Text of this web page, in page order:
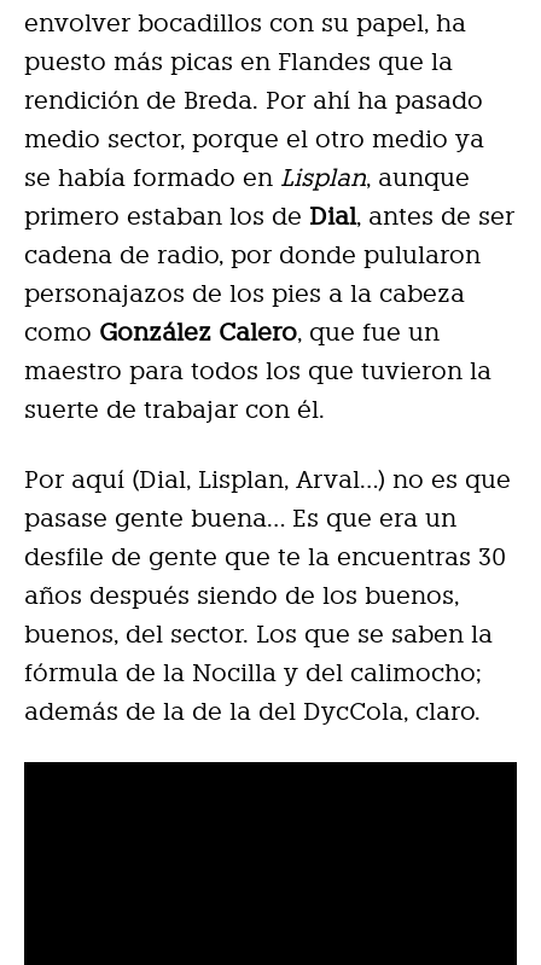
envolver bocadillos con su papel, ha
puesto más picas en Flandes que la
rendición de Breda. Por ahí ha pasado
medio sector, porque el otro medio ya
se había formado en Lisplan, aunque
primero estaban los de Dial, antes de ser
cadena de radio, por donde pulularon
personajazos de los pies a la cabeza
como González Calero, que fue un
maestro para todos los que tuvieron la
suerte de trabajar con él.
Por aquí (Dial, Lisplan, Arval…) no es que
pasase gente buena… Es que era un
desfile de gente que te la encuentras 30
años después siendo de los buenos,
buenos, del sector. Los que se saben la
fórmula de la Nocilla y del calimocho;
además de la de la del DycCola, claro.